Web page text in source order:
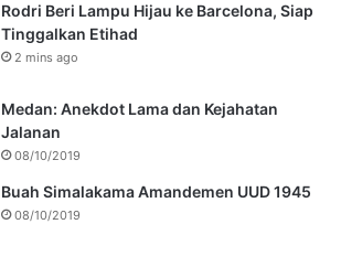
Rodri Beri Lampu Hijau ke Barcelona, Siap
Tinggalkan Etihad
2 mins ago
Medan: Anekdot Lama dan Kejahatan
Jalanan
08/10/2019
Buah Simalakama Amandemen UUD 1945
08/10/2019